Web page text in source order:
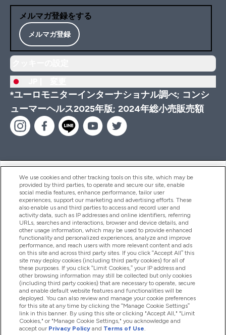
メルマガ登録をする
メルマガ登録
*ユーロモニターインターナショナル調べ; コンシ
ューマーヘルス2025年版; 2024年総小売販売額
ヘルプ＆ガイド
商品について
会社概要
特典＆ポイント
2026 The Hut.com Ltd
We use cookies and other tracking tools on this site, which may be
provided by third parties, to operate and secure our site, enable
social media features, enhance performance, tailor user
experiences, support our marketing and advertising efforts. These
also enable us and third parties to access and record user and
activity data, such as IP addresses and online identifiers, referring
URLs, searches and interactions, browser and device details, and
other usage information, which may be used to provide enhanced
functionality and personalized experiences, analyze and improve
performance, and reach users with more relevant content and ads
on this site and across third party sites. If you click “Accept All” this
site may deploy cookies (including third party cookies) for all of
these purposes. If you click “Limit Cookies,” your IP address and
other browsing information may still be collected but only cookies
(including third party cookies) that are necessary to operate, secure
and enable default website features and functionalities will be
deployed. You can also review and manage your cookie preferences
for this site at any time by clicking the “Manage Cookie Settings”
link in this banner. By using this site or clicking "Accept All," "Limit
Cookies," or "Manage Cookie Settings," you acknowledge and
accept our Privacy Policy and Terms of Use.